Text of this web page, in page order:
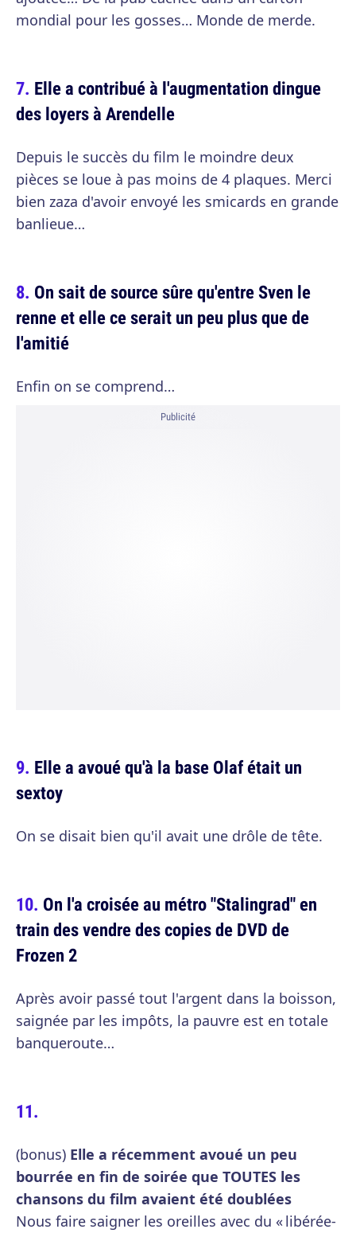
mondial pour les gosses… Monde de merde.
Elle a contribué à l'augmentation dingue
des loyers à Arendelle
Depuis le succès du film le moindre deux
pièces se loue à pas moins de 4 plaques. Merci
bien zaza d'avoir envoyé les smicards en grande
banlieue…
On sait de source sûre qu'entre Sven le
renne et elle ce serait un peu plus que de
l'amitié
Enfin on se comprend…
Publicité
Elle a avoué qu'à la base Olaf était un
sextoy
On se disait bien qu'il avait une drôle de tête.
On l'a croisée au métro "Stalingrad" en
train des vendre des copies de DVD de
Frozen 2
Après avoir passé tout l'argent dans la boisson,
saignée par les impôts, la pauvre est en totale
banqueroute…
(bonus) Elle a récemment avoué un peu
bourrée en fin de soirée que TOUTES les
chansons du film avaient été doublées
Nous faire saigner les oreilles avec du « libérée-